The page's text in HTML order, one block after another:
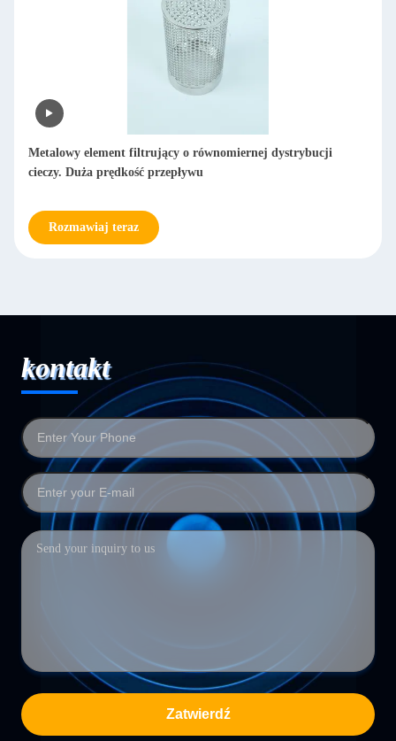
Minimalny wpływ na czystość cieczy Metalowy element
filtrujący Ekologiczny i nadający się do recyklingu
Rozmawiaj teraz
kontakt
Zatwierdź